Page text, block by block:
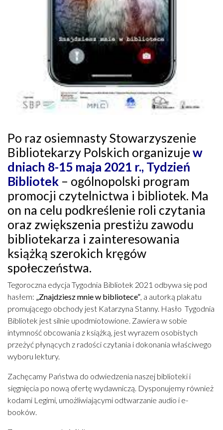
Po raz osiemnasty Stowarzyszenie
Bibliotekarzy Polskich organizujew
dniach 8-15 maja 2021 r., Tydzień
Bibliotek – ogólnopolski program
promocji czytelnictwa i bibliotek. Ma
on na celu podkreślenie roli czytania
oraz zwiększenia prestiżu zawodu
bibliotekarza i zainteresowania
książką szerokich kręgów
społeczeństwa.
Tegoroczna edycja Tygodnia Bibliotek 2021 odbywa się pod
hasłem: „Znajdziesz mnie w bibliotece” , a autorką plakatu
promującego obchody jest Katarzyna Stanny. Hasło Tygodnia
Bibliotek jest silnie upodmiotowione. Zawiera w sobie
intymność obcowania z książką, jest wyrazem osobistych
przeżyć płynących z radości czytania i dokonania właściwego
wyboru lektury.
Zachęcamy Państwa do odwiedzenia naszej biblioteki i
sięgnięcia po nową ofertę wydawniczą. Dysponujemy również
kodami Legimi, umożliwiającymi odtwarzanie audio i e-
booków.